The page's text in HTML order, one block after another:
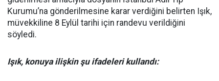
Kurumu’na gönderilmesine karar verdiğini belirten Işık,
müvekkiline 8 Eylül tarihi için randevu verildiğini
söyledi.
Işık, konuya ilişkin şu ifadeleri kullandı: